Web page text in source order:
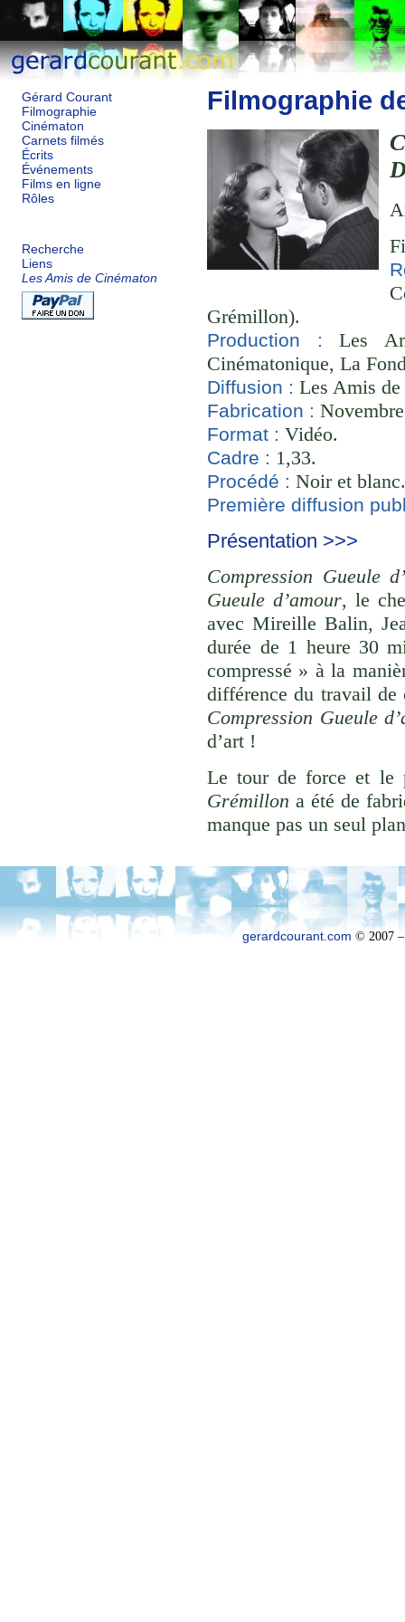
Gérard Courant
Filmographie
Cinématon
Carnets filmés
Écrits
Événements
Films en ligne
Rôles
Recherche
Liens
Les Amis de Cinématon
Filmographie
Grémillon).
Production :
Les
Cinématonique, La
Diffusion : Les Amis
Fabrication :
Format : Vidéo.
Cadre : 1,33.
Procédé : Noir et
Première diffusion
Présentation >>>
Compression Gueule
Gueule d’amour, le
avec Mireille Balin,
durée de 1 heure 30
compressé » à la
différence du travail de
Compression Gueule
d’art !
Le tour de force et
Grémillon a été de
manque pas un seul
gerardcourant.com © 2007